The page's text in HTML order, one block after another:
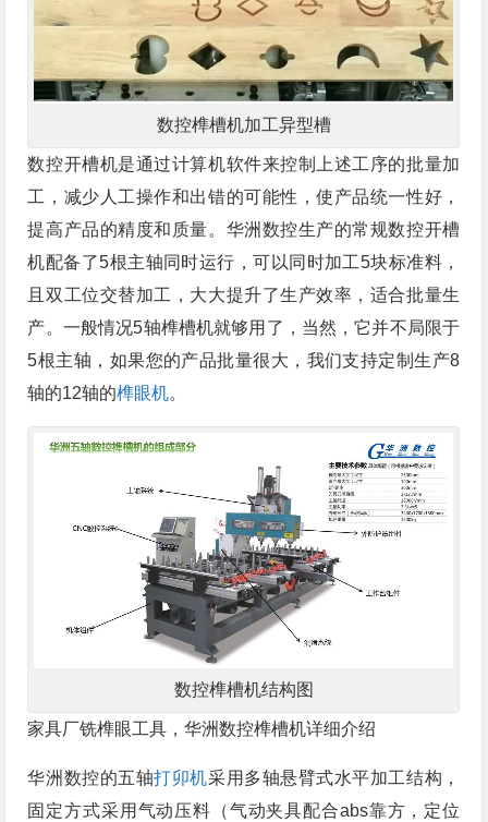
数控榫槽机加工异型槽
数控开槽机是通过计算机软件来控制上述工序的批量加
工，减少人工操作和出错的可能性，使产品统一性好，
提高产品的精度和质量。华洲数控生产的常规数控开槽
机配备了5根主轴同时运行，可以同时加工5块标准料，
且双工位交替加工，大大提升了生产效率，适合批量生
产。一般情况5轴榫槽机就够用了，当然，它并不局限于
5根主轴，如果您的产品批量很大，我们支持定制生产8
轴的12轴的榫眼机。
数控榫槽机结构图
家具厂铣榫眼工具，华洲数控榫槽机详细介绍
华洲数控的五轴打卯机采用多轴悬臂式水平加工结构，
固定方式采用气动压料（气动夹具配合abs靠方，定位